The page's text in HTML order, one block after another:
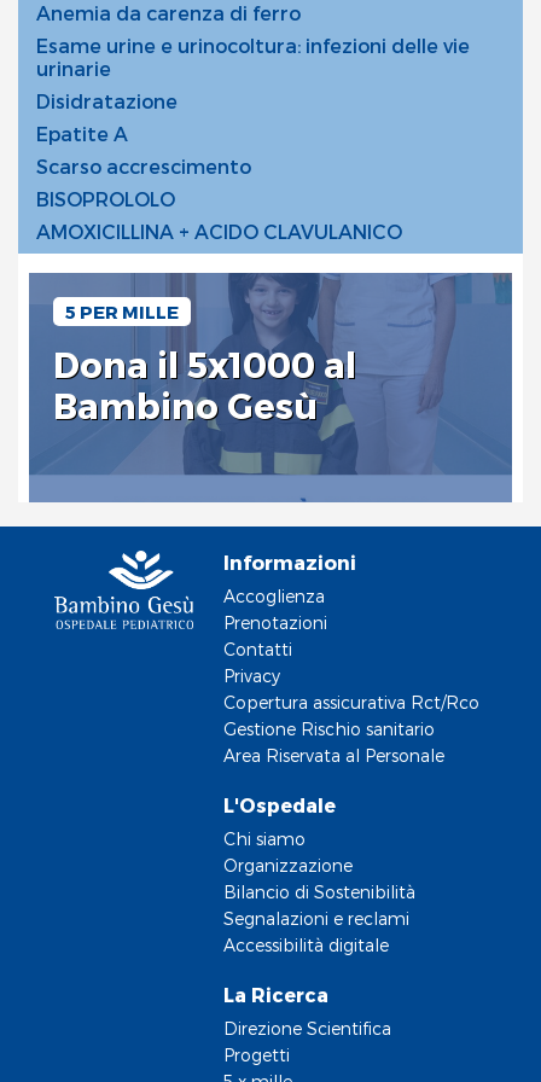
Anemia da carenza di ferro
Esame urine e urinocoltura: infezioni delle vie
urinarie
Disidratazione
Epatite A
Scarso accrescimento
BISOPROLOLO
AMOXICILLINA + ACIDO CLAVULANICO
5 PER MILLE
Dona il 5x1000 al
Bambino Gesù
Informazioni
Accoglienza
Prenotazioni
Contatti
Privacy
Copertura assicurativa Rct/Rco
Gestione Rischio sanitario
Area Riservata al Personale
L'Ospedale
Chi siamo
Organizzazione
Bilancio di Sostenibilità
Segnalazioni e reclami
Accessibilità digitale
La Ricerca
Direzione Scientifica
Progetti